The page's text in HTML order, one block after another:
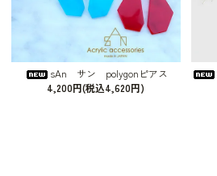
sAn サン polygonピアス
4,200円(税込4,620円)